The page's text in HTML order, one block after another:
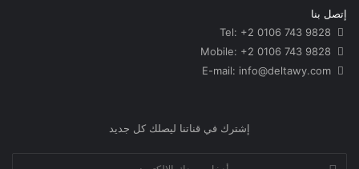
إتصل بنا
info@deltawy.com
إشترك في قناتنا ليصلك كل جديد